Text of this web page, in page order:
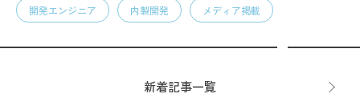
開発エンジニア 内製開発 メディア掲載
新着記事一覧